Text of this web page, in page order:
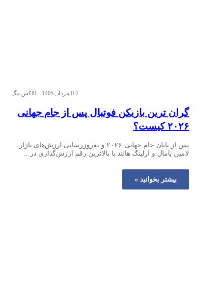
آکس مگ 2 مرداد, 1405
گران‌ ترین بازیکن فوتبال پس از جام جهانی
۲۰۲۶ کیست؟
پس از پایان جام جهانی ۲۰۲۶ و به‌روزرسانی ارزش‌های بازار،
لامین یامال و ارلینگ هالند با بالاترین رقم ارزش‌گذاری در…
بیشتر بخوانید »